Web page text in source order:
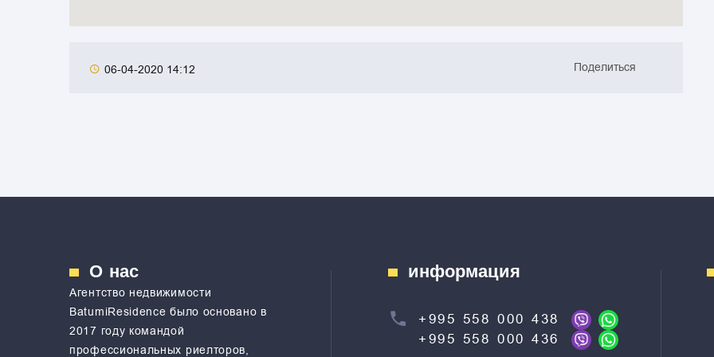
06-04-2020 14:12 Поделиться
О нас
Агентство недвижимости
ВatumiResidence было основано в
2017 году командой
профессиональных риелторов,
информация
+995 558 000 438
+995 558 000 436